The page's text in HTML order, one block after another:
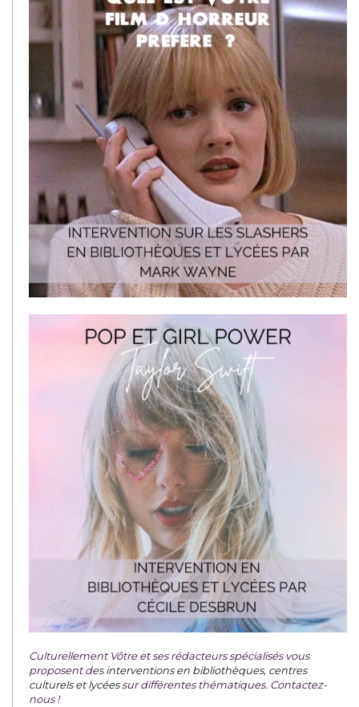
Culturellement Vôtre et ses rédacteurs spécialisés vous
proposent desinterventions en bibliothèques, centres
culturels et lycéessur différentes thématiques. Contactez-
nous !